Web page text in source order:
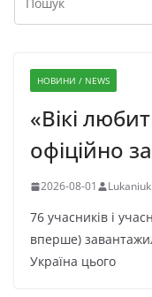
НОВИНИ / NEWS
«Вікі
офіційно
2026-08-01
76 учасників і
вперше)
Україна цього